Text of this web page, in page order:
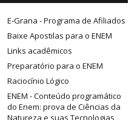
E-Grana - Programa de Afiliados
Baixe Apostilas para o ENEM
Links acadêmicos
Preparatório para o ENEM
Raciocínio Lógico
ENEM - Conteúdo programático
do Enem: prova de Ciências da
Natureza e suas Tecnologias